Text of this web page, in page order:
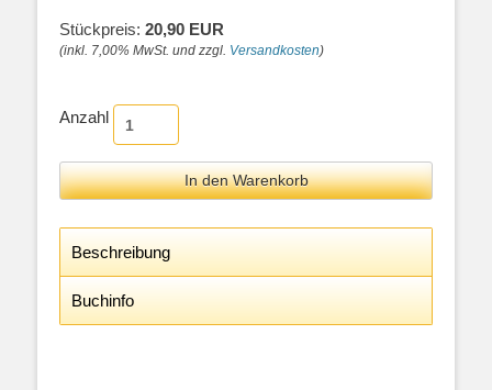
Stückpreis: 20,90 EUR
(inkl. 7,00% MwSt. und zzgl. Versandkosten)
Anzahl
Beschreibung
Buchinfo